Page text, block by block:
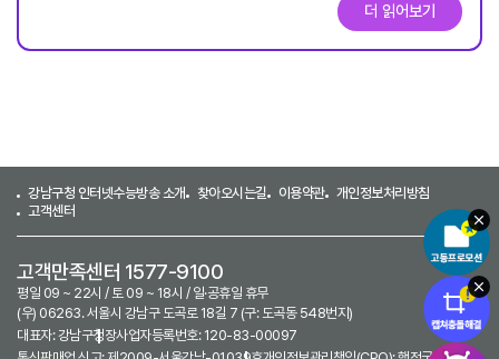
더 읽어보기
강남구청 인터넷수능방송 소개 찾아오시는길 이용약관
개인정보처리방침
고객센터
(우) 06263. 서울시 강남구 도곡로 18길 7 (구: 도곡동 548번지)
대표자: 강남구청장사업자등록번호: 120-83-00097
고객만족센터 1577-9100
평일 09 ~ 22시 / 토 09 ~ 18시 / 일·공휴일 휴무